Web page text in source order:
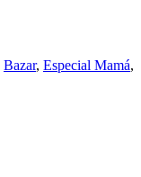
Bazar, Especial Mamá,